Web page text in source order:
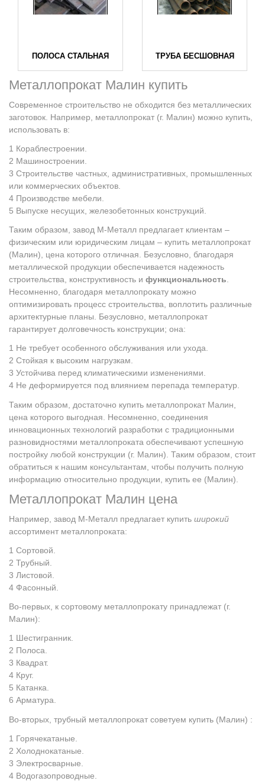
ПОЛОСА СТАЛЬНАЯ ТРУБА БЕСШОВНАЯ
Металлопрокат Малин купить
Современное строительство не обходится без металлических
заготовок. Например, металлопрокат (г. Малин) можно купить,
использовать в:
Кораблестроении.
Машиностроении.
Строительстве частных, административных, промышленных
или коммерческих объектов.
Производстве мебели.
Выпуске несущих, железобетонных конструкций.
Таким образом, завод М-Металл предлагает клиентам –
физическим или юридическим лицам – купить металлопрокат
(Малин), цена которого отличная. Безусловно, благодаря
металлической продукции обеспечивается надежность
строительства, конструктивность и функциональность
Несомненно, благодаря металлопрокату можно
оптимизировать процесс строительства, воплотить различные
архитектурные планы. Безусловно, металлопрокат
гарантирует долговечность конструкции; она:
Не требует особенного обслуживания или ухода.
Стойкая к высоким нагрузкам.
Устойчива перед климатическими изменениями.
Не деформируется под влиянием перепада температур.
Таким образом, достаточно купить металлопрокат Малин,
цена которого выгодная. Несомненно, соединения
инновационных технологий разработки с традиционными
разновидностями металлопроката обеспечивают успешную
постройку любой конструкции (г. Малин). Таким образом, стоит
обратиться к нашим консультантам, чтобы получить полную
информацию относительно продукции, купить ее (Малин).
Металлопрокат Малин цена
Например, завод М-Металл предлагает купить широкий
ассортимент металлопроката:
Сортовой.
Трубный.
Листовой.
Фасонный.
Во-первых, к сортовому металлопрокату принадлежат (г.
Малин):
Шестигранник.
Полоса.
Квадрат.
Круг.
Катанка.
Арматура.
Во-вторых, трубный металлопрокат советуем купить (Малин) :
Горячекатаные.
Холоднокатаные.
Электросварные.
Водогазопроводные.